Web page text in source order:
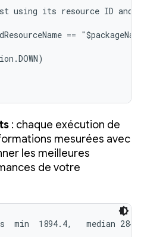
using its resource ID and
==
: chaque exécution de
mesurées avec
les meilleures
de votre
min  1894.4,   median